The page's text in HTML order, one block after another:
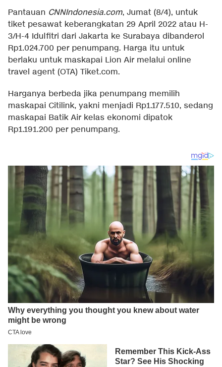
Pantauan CNNIndonesia.com, Jumat (8/4), untuk
tiket pesawat keberangkatan 29 April 2022 atau H-
3/H-4 Idulfitri dari Jakarta ke Surabaya dibanderol
Rp1.024.700 per penumpang. Harga itu untuk
berlaku untuk maskapai Lion Air melalui online
travel agent (OTA) Tiket.com.
Harganya berbeda jika penumpang memilih
maskapai Citilink, yakni menjadi Rp1.177.510, sedang
maskapai Batik Air kelas ekonomi dipatok
Rp1.191.200 per penumpang.